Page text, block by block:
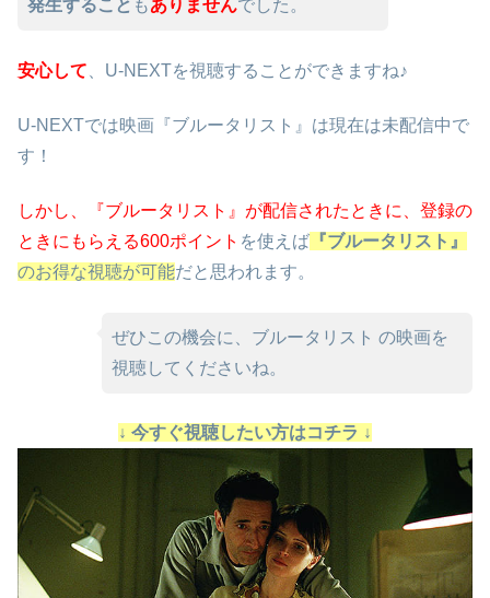
発生すること もありませんでした。
安心して 、U-NEXTを視聴することができますね♪
U-NEXTでは映画『ブルータリスト』は現在は未配信中で
す！
しかし、『ブルータリスト』が配信されたときに、 登録の
ときにもらえる600ポイント を使えば 『ブルータリスト』
のお得な視聴が可能だと思われます。
ぜひこの機会に、ブルータリスト の映画を
視聴してくださいね。
↓ 今すぐ視聴したい方はコチラ ↓